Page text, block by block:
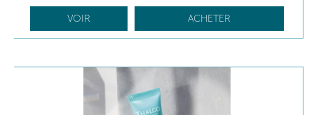
VOIR ACHETER